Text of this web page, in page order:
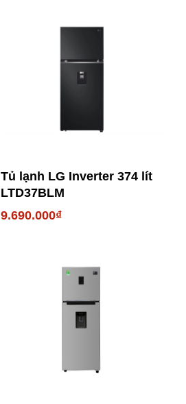
Tủ lạnh LG Inverter 374 lít
LTD37BLM
9.690.000₫